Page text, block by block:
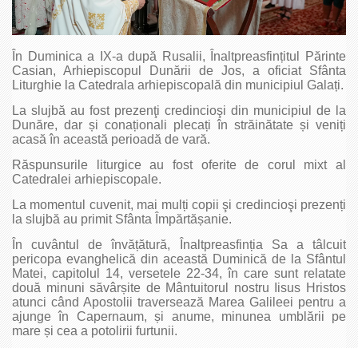
În Duminica a IX-a după Rusalii, Înaltpreasfințitul Părinte
Casian, Arhiepiscopul Dunării de Jos, a oficiat Sfânta
Liturghie la Catedrala arhiepiscopală din municipiul Galați.
La slujbă au fost prezenţi credincioşi din municipiul de la
Dunăre, dar și conaționali plecați în străinătate și veniți
acasă în această perioadă de vară.
Răspunsurile liturgice au fost oferite de corul mixt al
Catedralei arhiepiscopale.
La momentul cuvenit, mai mulți copii şi credincioşi prezenți
la slujbă au primit Sfânta Împărtășanie.
În cuvântul de învățătură, Înaltpreasfinția Sa a tâlcuit
pericopa evanghelică din această Duminică de la Sfântul
Matei, capitolul 14, versetele 22-34, în care sunt relatate
două minuni săvârșite de Mântuitorul nostru Iisus Hristos
atunci când Apostolii traversează Marea Galileei pentru a
ajunge în Capernaum, și anume, minunea umblării pe
mare și cea a potolirii furtunii.